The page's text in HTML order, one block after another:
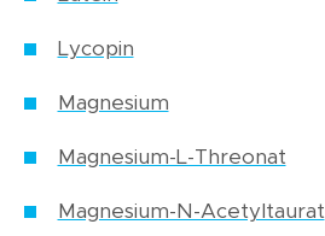
Lycopin
Magnesium
Magnesium-L-Threonat
Magnesium-N-Acetyltaurat